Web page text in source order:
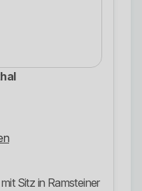
Sitz in Ramsteiner